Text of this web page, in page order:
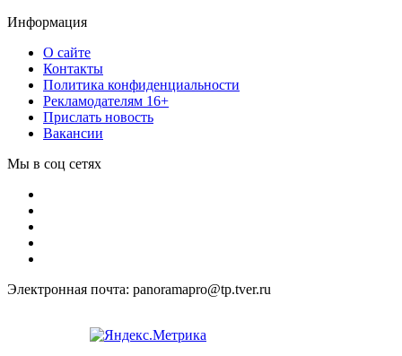
Информация
О сайте
Контакты
Политика конфиденциальности
Рекламодателям 16+
Прислать новость
Вакансии
Мы в соц сетях
Электронная почта: panoramapro@tp.tver.ru